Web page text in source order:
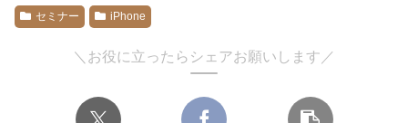
セミナー iPhone
＼お役に立ったらシェアお願いします／